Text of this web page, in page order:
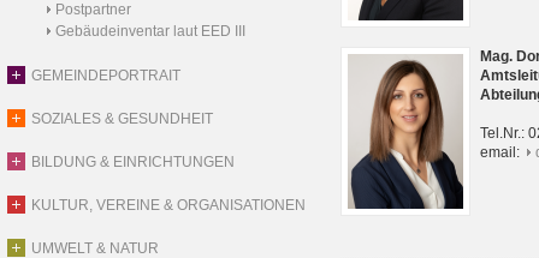
Postpartner
Gebäudeinventar laut EED III
GEMEINDEPORTRAIT
SOZIALES & GESUNDHEIT
BILDUNG & EINRICHTUNGEN
KULTUR, VEREINE & ORGANISATIONEN
UMWELT & NATUR
Mag.
Tel.Nr.:
email: